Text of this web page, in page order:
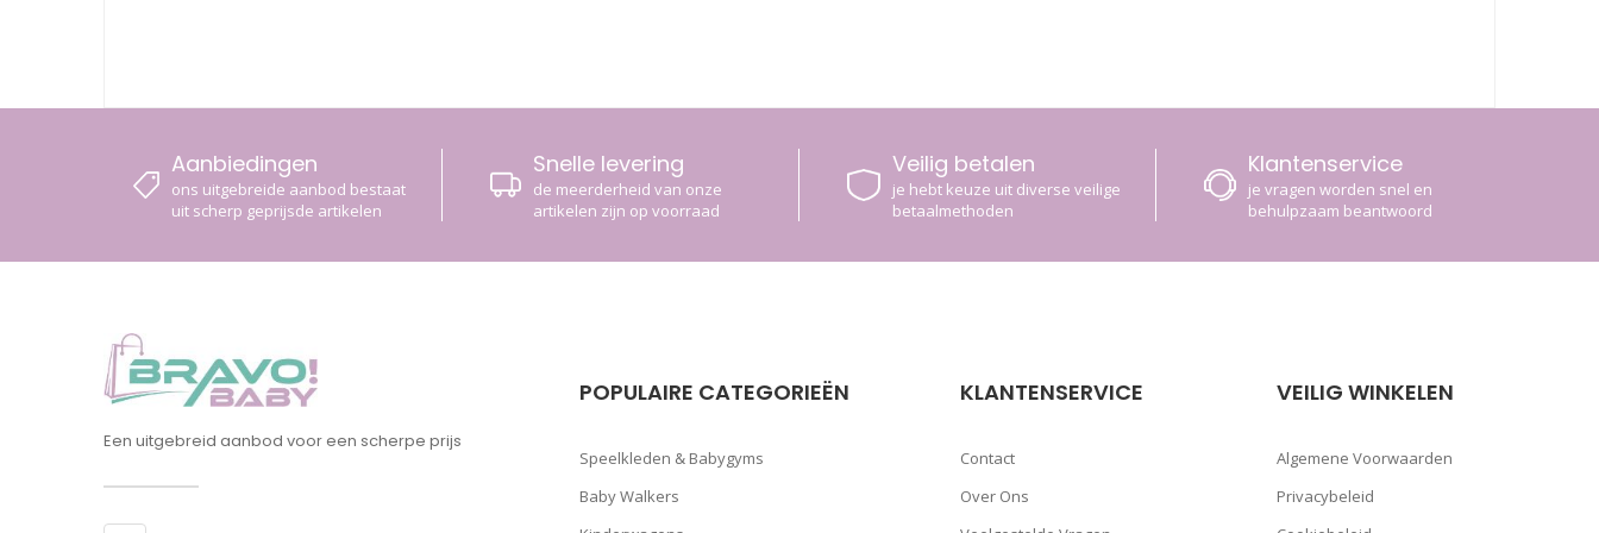
Aanbiedingen
ons uitgebreide aanbod bestaat
uit scherp geprijsde artikelen
Snelle levering
de meerderheid van onze
artikelen zijn op voorraad
Veilig betalen
je hebt keuze uit diverse veilige
betaalmethoden
Klantenservice
je vragen worden snel en
behulpzaam beantwoord
Een uitgebreid aanbod voor een scherpe prijs
POPULAIRE CATEGORIEËN
Speelkleden & Babygyms
Baby Walkers
KLANTENSERVICE
Contact
Over Ons
VEILIG WINKELEN
Algemene Voorwaarden
Privacybeleid